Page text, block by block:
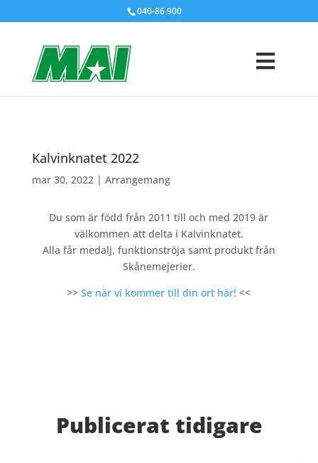
040-86 900
Kalvinknatet 2022
mar 30, 2022| Arrangemang
Du som är född från 2011 till och med 2019 är
välkommen att delta i Kalvinknatet.
Alla får medalj, funktionströja samt produkt från
Skånemejerier.
>>Se när vi kommer till din ort här! <<
Publicerat tidigare